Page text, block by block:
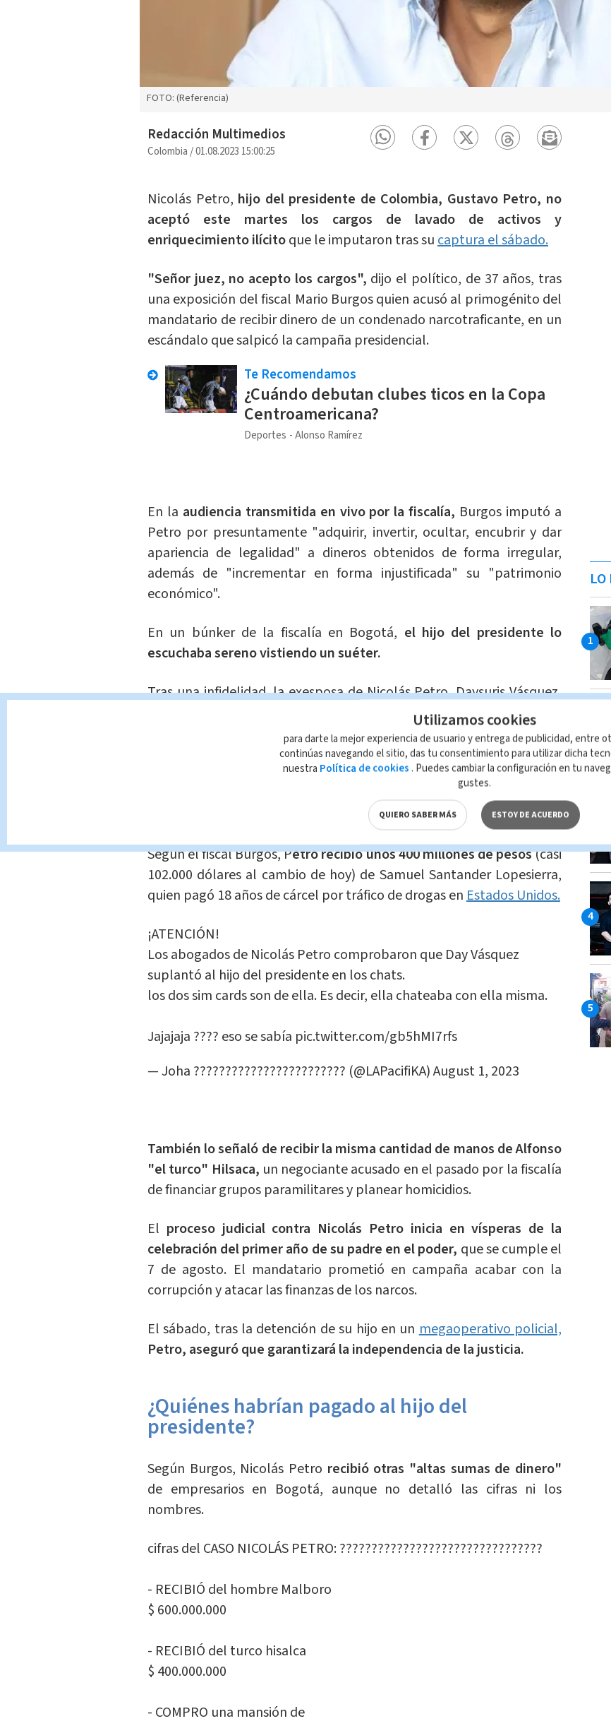
FOTO: (Referencia)
Redacción Multimedios
Colombia/01.08.2023 15:00:25
Nicolás Petro, hijo del presidente de Colombia, Gustavo Petro, no
aceptó este martes los cargos de lavado de activos y
enriquecimiento ilícitoque le imputaron tras sucaptura el sábado.
"Señor juez, no acepto los cargos", dijo el político, de 37 años, tras
una exposición del fiscal Mario Burgos quien acusó al primogénito del
mandatario de recibir dinero de un condenado narcotraficante, en un
escándalo que salpicó la campaña presidencial.
Te Recomendamos
¿Cuándo debutan clubes ticos en la Copa
Centroamericana?
Deportes Alonso Ramírez
En la audiencia transmitida en vivo por la fiscalía, Burgos imputó a
Petro por presuntamente "adquirir, invertir, ocultar, encubrir y dar
apariencia de legalidad" a dineros obtenidos de forma irregular,
además de "incrementar en forma injustificada" su "patrimonio
económico".
En un búnker de la fiscalía en Bogotá, el hijo del presidente lo
escuchaba sereno vistiendo un suéter.
Tras una infidelidad, la exesposa de Nicolás Petro, Daysuris Vásquez,
lo acusó de recibir grandes sumas de dinero en efectivo
supuestamente destinadas a la campaña presidencial de 2022 pero
que en realidad utilizó para darse una vida de lujos en la ciudad de
Según el fiscal Burgos, Petro recibió unos 400 millones de pesos(casi
102.000 dólares al cambio de hoy) de Samuel Santander Lopesierra,
quien pagó 18 años de cárcel por tráfico de drogas enEstados Unidos.
¡ATENCIÓN!
Los abogados de Nicolás Petro comprobaron que Day Vásquez
suplantó al hijo del presidente en los chats.
los dos sim cards son de ella. Es decir, ella chateaba con ella misma.
Jajajaja ???? eso se sabía pic.twitter.com/gb5hMI7rfs
— Joha ????????????????????️????️ (@LAPacifiKA)August 1, 2023
También lo señaló de recibir la misma cantidad de manos de Alfonso
"el turco" Hilsaca, un negociante acusado en el pasado por la fiscalía
de financiar grupos paramilitares y planear homicidios.
El proceso judicial contra Nicolás Petro inicia en vísperas de la
celebración del primer año de su padre en el poder, que se cumple el
7 de agosto. El mandatario prometió en campaña acabar con la
corrupción y atacar las finanzas de los narcos.
El sábado, tras la detención de su hijo en unmegaoperativo policial,
Petro, aseguró que garantizará la independencia de la justicia.
¿Quiénes habrían pagado al hijo del
presidente?
Según Burgos, Nicolás Petro recibió otras "altas sumas de dinero"
de empresarios en Bogotá, aunque no detalló las cifras ni los
nombres.
cifras del CASO NICOLÁS PETRO: ????????????????????????????????
- RECIBIÓ del hombre Malboro
$ 600.000.000
- RECIBIÓ del turco hisalca
$ 400.000.000
- COMPRO una mansión de
LO
Utilizamos cookies
para darte la mejor experiencia de usuario y entrega de publicidad, entre
continúas navegando el sitio, das tu consentimiento para utilizar dicha
nuestra Política de cookies . Puedes cambiar la configuración en tu
gustes.
QUIERO SABER MÁS ESTOY DE ACUERDO